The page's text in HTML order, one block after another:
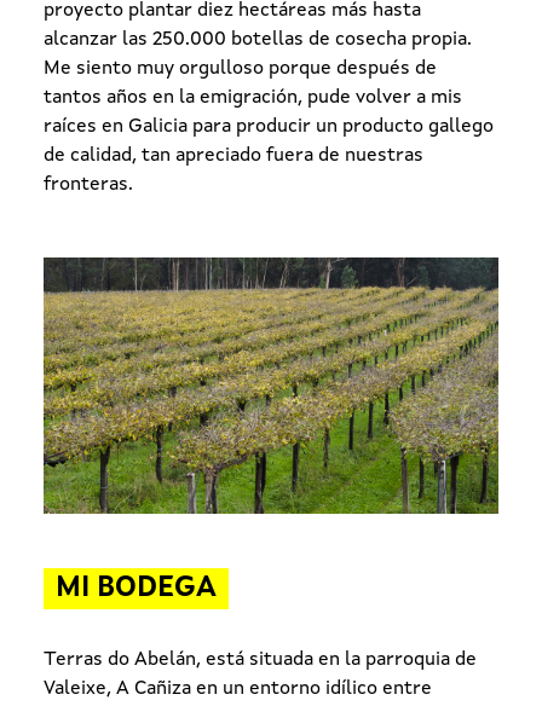
proyecto plantar diez hectáreas más hasta
alcanzar las 250.000 botellas de cosecha propia.
Me siento muy orgulloso porque después de
tantos años en la emigración, pude volver a mis
raíces en Galicia para producir un producto gallego
de calidad, tan apreciado fuera de nuestras
fronteras.
MI BODEGA
Terras do Abelán, está situada en la parroquia de
Valeixe, A Cañiza en un entorno idílico entre